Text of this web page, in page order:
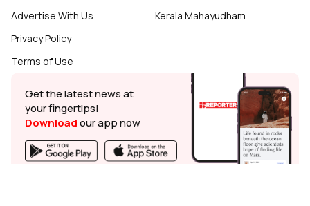
Advertise With Us
Privacy Policy
Terms of Use
Kerala Mahayudham
Get the latest news at
your fingertips!
Downloadour app now